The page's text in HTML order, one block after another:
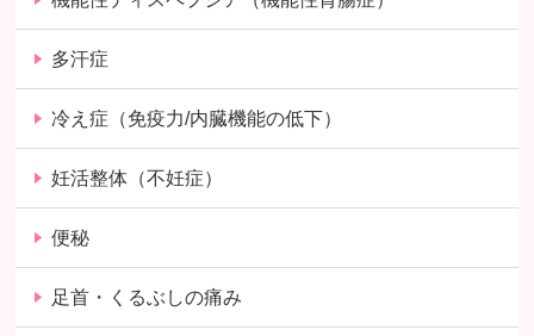
多汗症
冷え症（免疫力/内臓機能の低下）
妊活整体（不妊症）
便秘
足首・くるぶしの痛み